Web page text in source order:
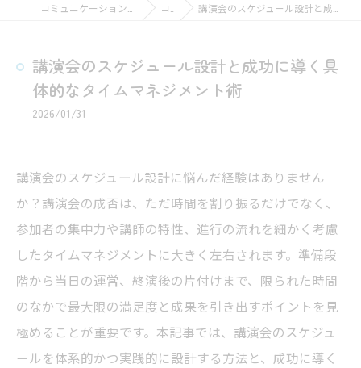
コラム 講演会のスケジュール設計と成功に導く具体的なタイムマネジメント術
講演会のスケジュール設計と成功に導く具
体的なタイムマネジメント術
2026/01/31
講演会のスケジュール設計に悩んだ経験はありません
か？講演会の成否は、ただ時間を割り振るだけでなく、
参加者の集中力や講師の特性、進行の流れを細かく考慮
したタイムマネジメントに大きく左右されます。準備段
階から当日の運営、終演後の片付けまで、限られた時間
のなかで最大限の満足度と成果を引き出すポイントを見
極めることが重要です。本記事では、講演会のスケジュ
ールを体系的かつ実践的に設計する方法と、成功に導く